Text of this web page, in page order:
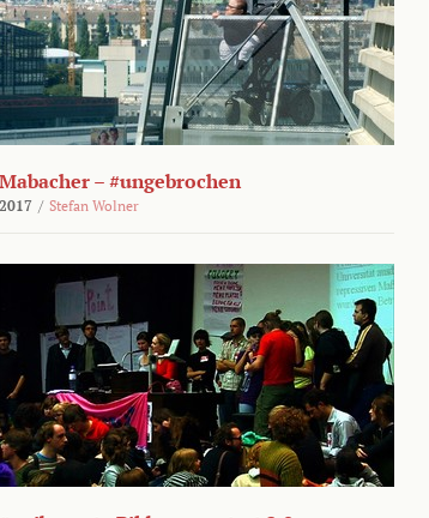
Mabacher – #ungebrochen
2017 / Stefan Wolner